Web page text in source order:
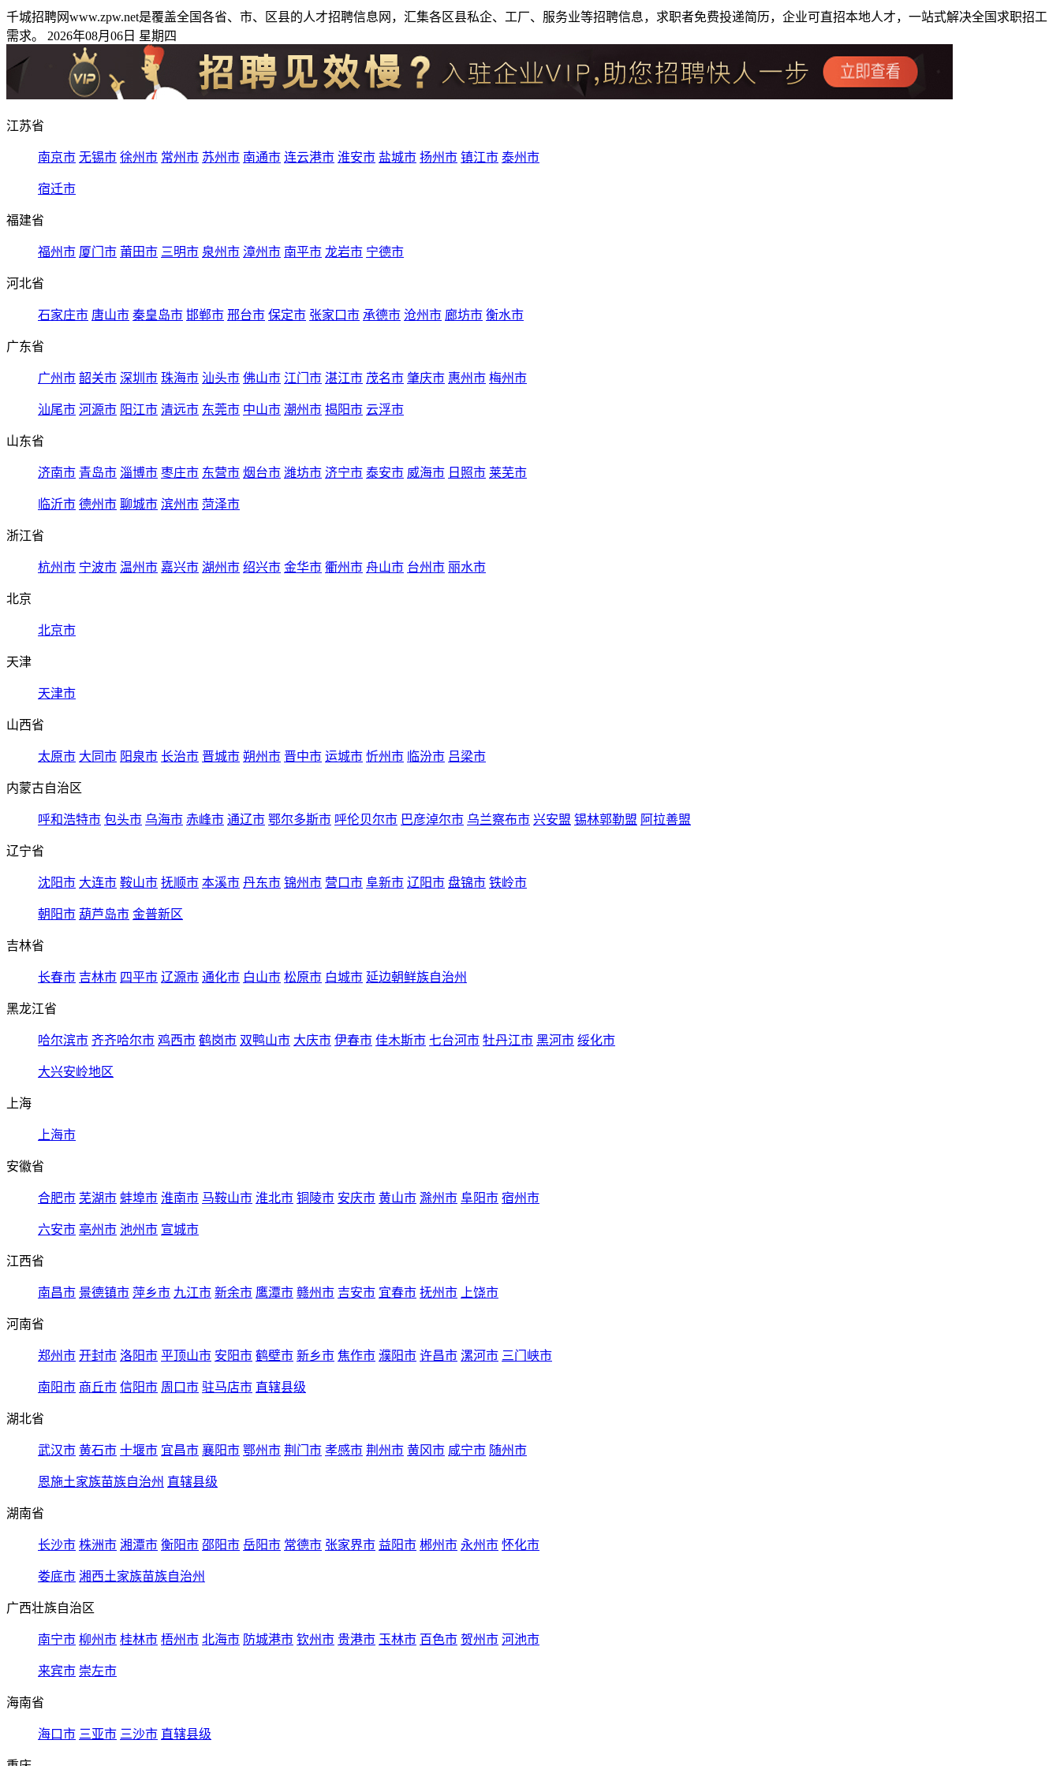
千城招聘网www.zpw.net是覆盖全国各省、市、区县的人才招聘信息网，汇集各区县私企、工厂、服务业等招聘信息，求职者免费投递简历，企业可直招本地人才，一站式解决全国求职招工
需求。 2026年08月06日 星期四
江苏省
南京市 无锡市 徐州市 常州市 苏州市 南通市 连云港市 淮安市 盐城市 扬州市 镇江市 泰州市
宿迁市
福建省
福州市 厦门市 莆田市 三明市 泉州市 漳州市 南平市 龙岩市 宁德市
河北省
石家庄市 唐山市 秦皇岛市 邯郸市 邢台市 保定市 张家口市 承德市 沧州市 廊坊市 衡水市
广东省
广州市 韶关市 深圳市 珠海市 汕头市 佛山市 江门市 湛江市 茂名市 肇庆市 惠州市 梅州市
汕尾市 河源市 阳江市 清远市 东莞市 中山市 潮州市 揭阳市 云浮市
山东省
济南市 青岛市 淄博市 枣庄市 东营市 烟台市 潍坊市 济宁市 泰安市 威海市 日照市 莱芜市
临沂市 德州市 聊城市 滨州市 菏泽市
浙江省
杭州市 宁波市 温州市 嘉兴市 湖州市 绍兴市 金华市 衢州市 舟山市 台州市 丽水市
北京
北京市
天津
天津市
山西省
太原市 大同市 阳泉市 长治市 晋城市 朔州市 晋中市 运城市 忻州市 临汾市 吕梁市
内蒙古自治区
呼和浩特市 包头市 乌海市 赤峰市 通辽市 鄂尔多斯市 呼伦贝尔市 巴彦淖尔市 乌兰察布市 兴安盟 锡林郭勒盟 阿拉善盟
辽宁省
沈阳市 大连市 鞍山市 抚顺市 本溪市 丹东市 锦州市 营口市 阜新市 辽阳市 盘锦市 铁岭市
朝阳市 葫芦岛市 金普新区
吉林省
长春市 吉林市 四平市 辽源市 通化市 白山市 松原市 白城市 延边朝鲜族自治州
黑龙江省
哈尔滨市 齐齐哈尔市 鸡西市 鹤岗市 双鸭山市 大庆市 伊春市 佳木斯市 七台河市 牡丹江市 黑河市 绥化市
大兴安岭地区
上海
上海市
安徽省
合肥市 芜湖市 蚌埠市 淮南市 马鞍山市 淮北市 铜陵市 安庆市 黄山市 滁州市 阜阳市 宿州市
六安市 亳州市 池州市 宣城市
江西省
南昌市 景德镇市 萍乡市 九江市 新余市 鹰潭市 赣州市 吉安市 宜春市 抚州市 上饶市
河南省
郑州市 开封市 洛阳市 平顶山市 安阳市 鹤壁市 新乡市 焦作市 濮阳市 许昌市 漯河市 三门峡市
南阳市 商丘市 信阳市 周口市 驻马店市 直辖县级
湖北省
武汉市 黄石市 十堰市 宜昌市 襄阳市 鄂州市 荆门市 孝感市 荆州市 黄冈市 咸宁市 随州市
恩施土家族苗族自治州 直辖县级
湖南省
长沙市 株洲市 湘潭市 衡阳市 邵阳市 岳阳市 常德市 张家界市 益阳市 郴州市 永州市 怀化市
娄底市 湘西土家族苗族自治州
广西壮族自治区
南宁市 柳州市 桂林市 梧州市 北海市 防城港市 钦州市 贵港市 玉林市 百色市 贺州市 河池市
来宾市 崇左市
海南省
海口市 三亚市 三沙市 直辖县级